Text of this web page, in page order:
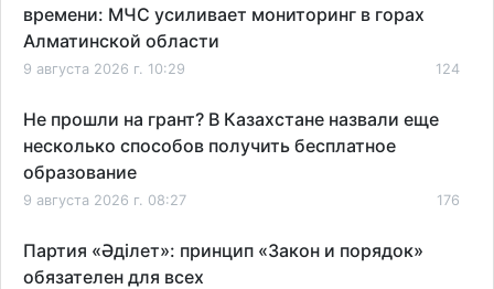
времени: МЧС усиливает мониторинг в горах
Алматинской области
9 августа 2026 г. 10:29 124
Не прошли на грант? В Казахстане назвали еще
несколько способов получить бесплатное
образование
9 августа 2026 г. 08:27 176
Партия «Әділет»: принцип «Закон и порядок»
обязателен для всех